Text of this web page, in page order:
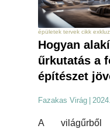
épületek tervek cikk
Hogyan
űrkutatás a
építészet
Fazakas Virág
A világűrből